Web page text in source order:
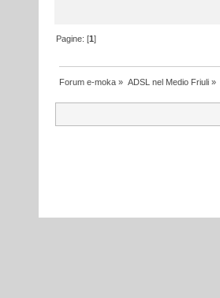
Pagine: [1]
Forum e-moka » ADSL nel Medio Friuli»